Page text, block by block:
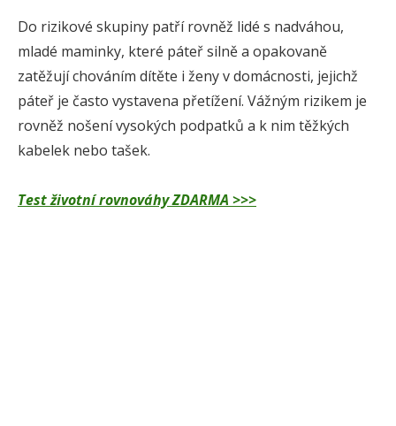
Do rizikové skupiny patří rovněž lidé s nadváhou,
mladé maminky, které páteř silně a opakovaně
zatěžují chováním dítěte i ženy v domácnosti, jejichž
páteř je často vystavena přetížení. Vážným rizikem je
rovněž nošení vysokých podpatků a k nim těžkých
kabelek nebo tašek.
Test životní rovnováhy ZDARMA >>>